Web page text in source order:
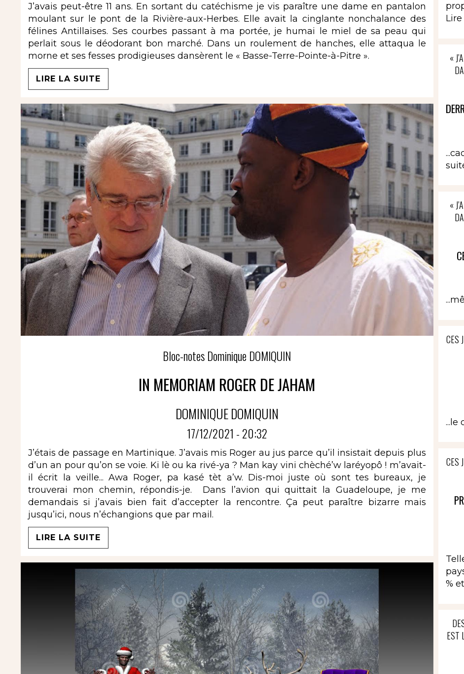
J’avais peut-être 11 ans. En sortant du catéchisme je vis paraître une dame en pantalon
moulant sur le pont de la Rivière-aux-Herbes. Elle avait la cinglante nonchalance des
félines Antillaises. Ses courbes passant à ma portée, je humai le miel de sa peau qui
perlait sous le déodorant bon marché. Dans un roulement de hanches, elle attaqua le
morne et ses fesses prodigieuses dansèrent le « Basse-Terre-Pointe-à-Pitre ».
LIRE LA SUITE
Bloc-notes Dominique DOMIQUIN
IN MEMORIAM ROGER DE JAHAM
DOMINIQUE DOMIQUIN
17/12/2021 - 20:32
J’étais de passage en Martinique. J’avais mis Roger au jus parce qu’il insistait depuis plus
d’un an pour qu’on se voie. Ki lè ou ka rivé-ya ? Man kay vini chèché’w laréyopô ! m’avait-
il écrit la veille... Awa Roger, pa kasé tèt a’w. Dis-moi juste où sont tes bureaux, je
trouverai mon chemin, répondis-je. Dans l’avion qui quittait la Guadeloupe, je me
demandais si j’avais bien fait d’accepter la rencontre. Ça peut paraître bizarre mais
jusqu’ici, nous n’échangions que par mail.
LIRE LA SUITE
«
«
CES
...le
CES
%
EST